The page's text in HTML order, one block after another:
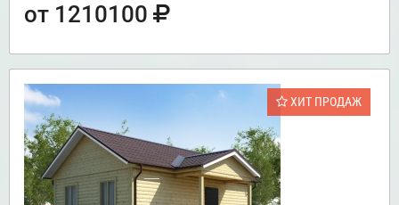
от 1210100
ХИТ ПРОДАЖ